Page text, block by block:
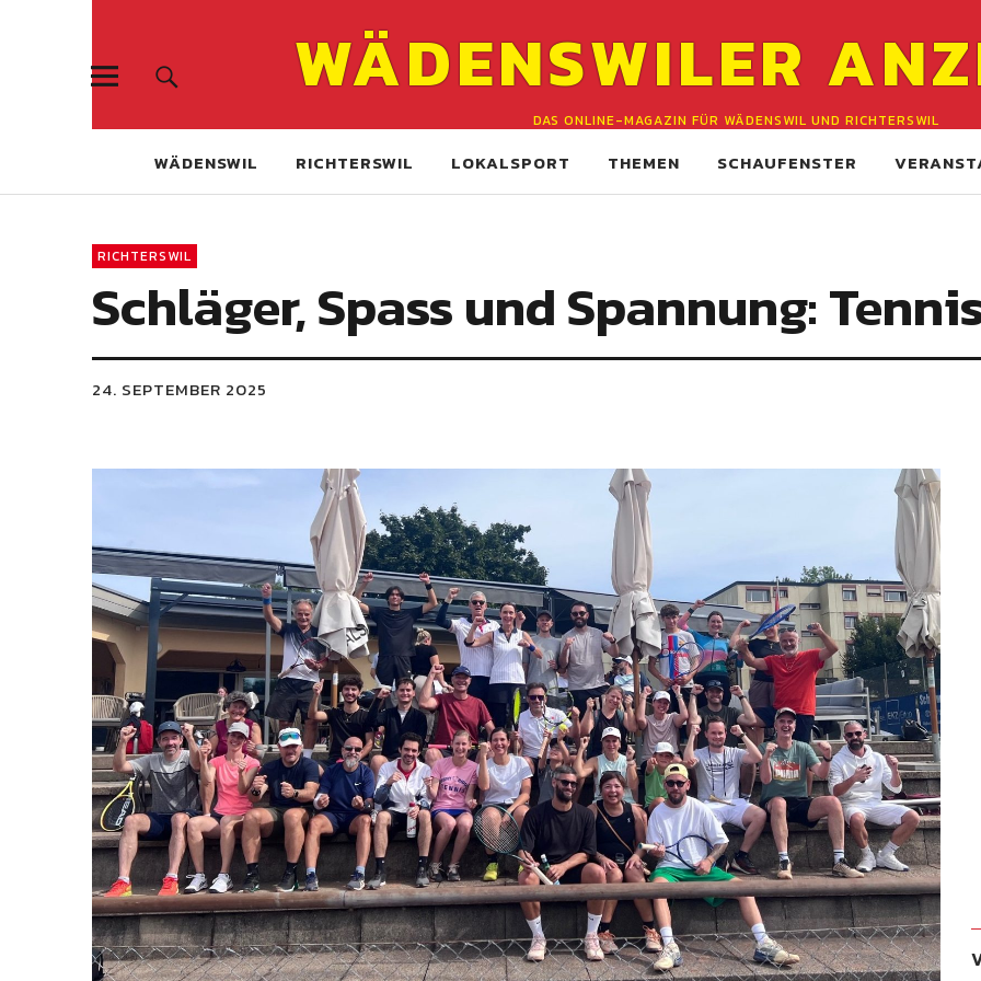
WÄDENSWILER
DAS ONLINE-MAGAZIN FÜR WÄDENSWIL UND RICHTERSWIL
WÄDENSWIL RICHTERSWIL LOKALSPORT THEMEN SCHAUFENSTER
RICHTERSWIL
Schläger, Spass und Spannung:
24. SEPTEMBER 2025